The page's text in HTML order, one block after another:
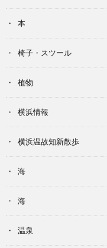
本
椅子・スツール
植物
横浜情報
横浜温故知新散歩
海
海
温泉